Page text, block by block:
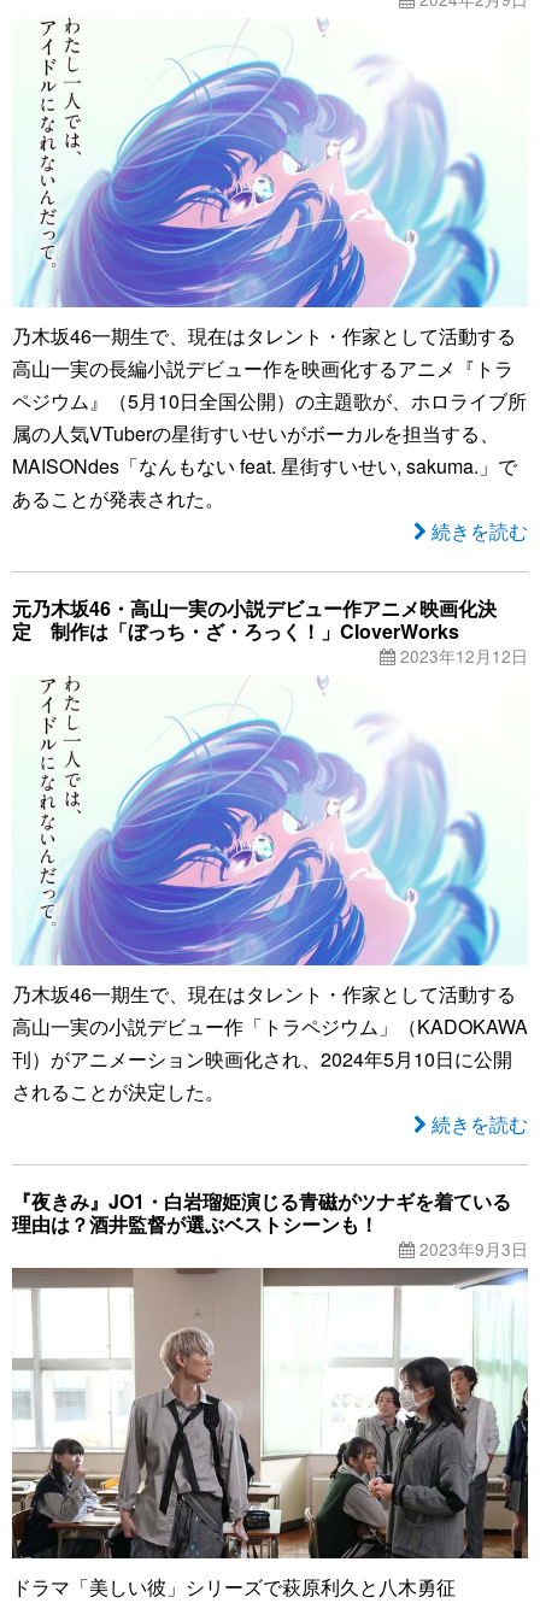
乃木坂46一期生で、現在はタレント・作家として活動する
高山一実の長編小説デビュー作を映画化するアニメ『トラ
ペジウム』（5月10日全国公開）の主題歌が、ホロライブ所
属の人気VTuberの星街すいせいがボーカルを担当する、
MAISONdes「なんもない feat. 星街すいせい, sakuma.」で
あることが発表された。
続きを読む
元乃木坂46・高山一実の小説デビュー作アニメ映画化決
定 制作は「ぼっち・ざ・ろっく！」CloverWorks
2023年12月12日
乃木坂46一期生で、現在はタレント・作家として活動する
高山一実の小説デビュー作「トラペジウム」（KADOKAWA
刊）がアニメーション映画化され、2024年5月10日に公開
されることが決定した。
続きを読む
『夜きみ』JO1・白岩瑠姫演じる青磁がツナギを着ている
理由は？酒井監督が選ぶベストシーンも！
2023年9月3日
ドラマ「美しい彼」シリーズで萩原利久と八木勇征